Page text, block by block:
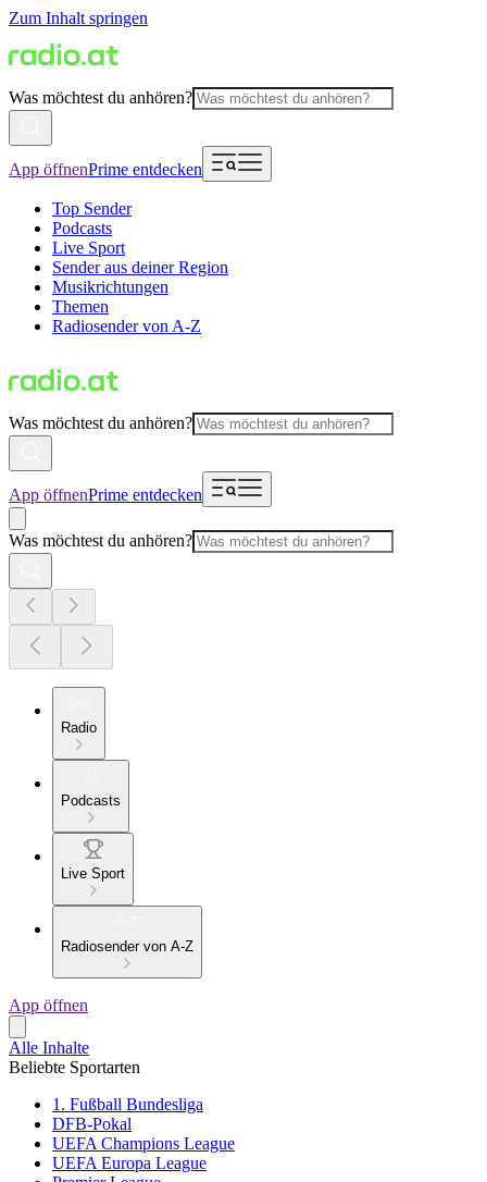
Zum Inhalt springen
Was möchtest du anhören?
App öffnenPrime entdecken
Top Sender
Podcasts
Live Sport
Sender aus deiner Region
Musikrichtungen
Themen
Radiosender von A-Z
Was möchtest du anhören?
App öffnenPrime entdecken
Was möchtest du anhören?
Radio
Podcasts
Live Sport
Radiosender von A-Z
App öffnen
Alle Inhalte
Beliebte Sportarten
1. Fußball Bundesliga
DFB-Pokal
UEFA Champions League
UEFA Europa League